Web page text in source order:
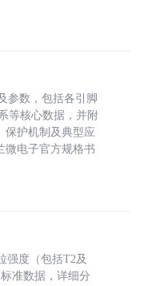
参数，包括各引脚
等核心数据，并附
保护机制及典型应
微电子官方规格书
强度（包括T2及
准数据，详细分